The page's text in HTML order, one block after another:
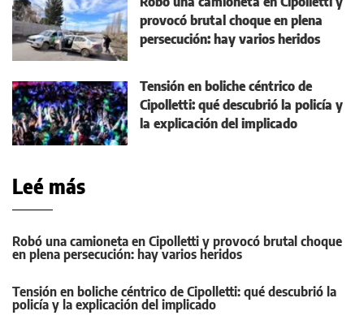
provocó brutal choque en plena
persecución: hay varios heridos
Tensión en boliche céntrico de
Cipolletti: qué descubrió la policía y
la explicación del implicado
Leé más
Robó una camioneta en Cipolletti y provocó brutal choque
en plena persecución: hay varios heridos
Tensión en boliche céntrico de Cipolletti: qué descubrió la
policía y la explicación del implicado